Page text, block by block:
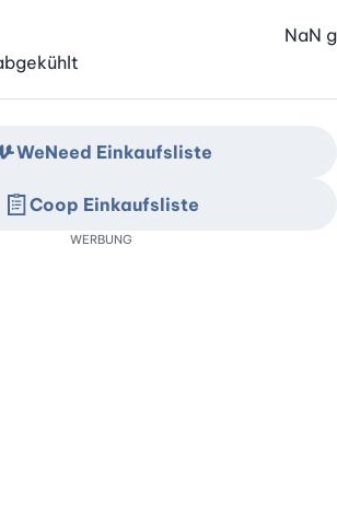
NaN g
WeNeed Einkaufsliste
Coop Einkaufsliste
WERBUNG